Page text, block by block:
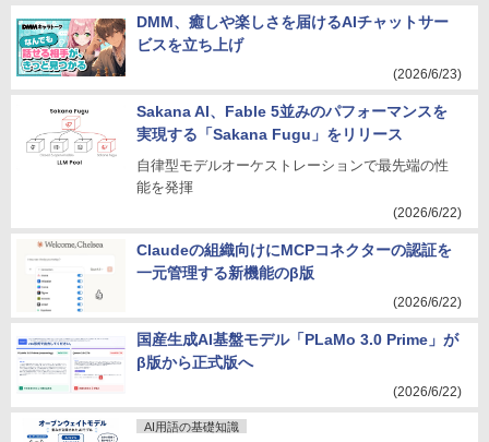
DMM、癒しや楽しさを届けるAIチャットサー
ビスを立ち上げ
(2026/6/23)
Sakana AI、Fable 5並みのパフォーマンスを
実現する「Sakana Fugu」をリリース
自律型モデルオーケストレーションで最先端の性
能を発揮
(2026/6/22)
Claudeの組織向けにMCPコネクターの認証を
一元管理する新機能のβ版
(2026/6/22)
国産生成AI基盤モデル「PLaMo 3.0 Prime」が
β版から正式版へ
(2026/6/22)
AI用語の基礎知識